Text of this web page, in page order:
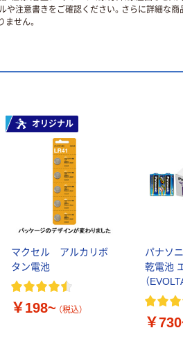
注意書きをご確認ください。さらに詳細な商
ません。
オリジナル
マクセル アルカリボ
タン電池
￥198~ （税込）
パナソ
乾電池
（
単1形
￥